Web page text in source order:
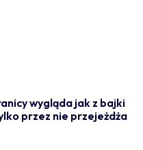
wygląda jak z bajki
przez nie przejeżdża